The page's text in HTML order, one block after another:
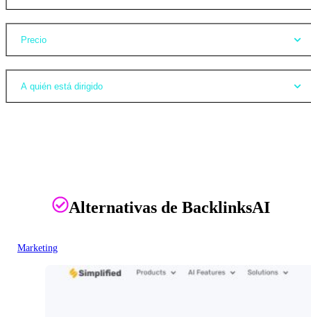
Precio
A quién está dirigido
Alternativas de BacklinksAI
Marketing